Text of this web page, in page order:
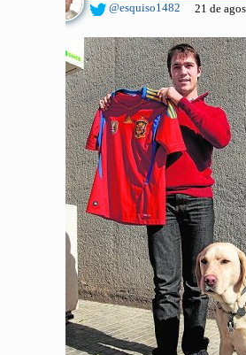
@esquiso1482
21 de